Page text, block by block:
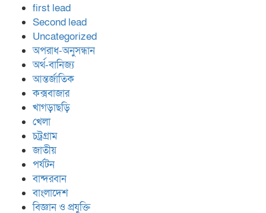
first lead
Second lead
Uncategorized
অপরাধ-অনুসন্ধান
অর্থ-বানিজ্য
আন্তর্জাতিক
কক্সবাজার
খাগড়াছড়ি
খেলা
চট্রগ্রাম
জাতীয়
পর্যটন
বান্দরবান
বাংলাদেশ
বিজ্ঞান ও প্রযুক্তি